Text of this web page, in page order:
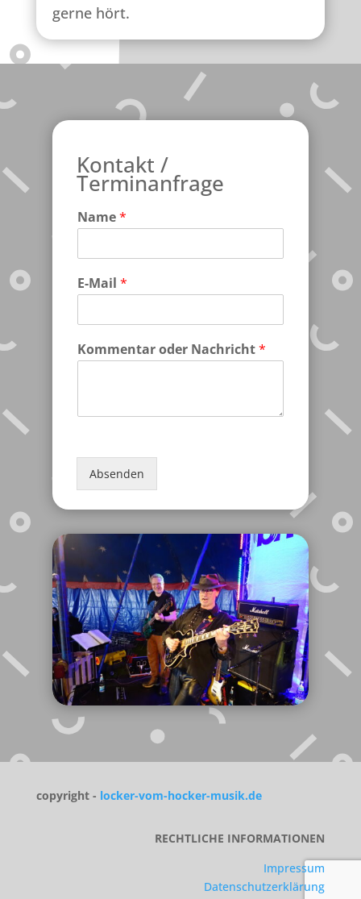
gerne hört.
Kontakt /
Terminanfrage
Name*
E-Mail *
Kommentar oder Nachricht*
Absenden
copyright - locker-vom-hocker-musik.de
RECHTLICHE INFORMATIONEN
Impressum
Datenschutzerklärung